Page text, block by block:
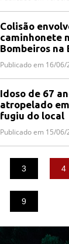
Colisão
caminhonete
Bombeiros na
Publicado em 16/
Idoso de 67
atropelado
fugiu do local
Publicado em 15/
3 4
9